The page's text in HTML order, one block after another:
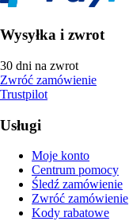
Wysyłka i zwrot
30 dni na zwrot
Zwróć zamówienie
Trustpilot
Usługi
Moje konto
Centrum pomocy
Śledź zamówienie
Zwróć zamówienie
Kody rabatowe